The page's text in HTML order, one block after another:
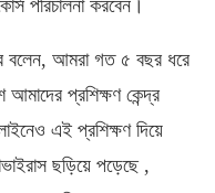
পরিচালনা করবেন।
বলেন, আমরা গত ৫ বছর ধরে
আমাদের প্রশিক্ষণ কেন্দ্র
এই প্রশিক্ষণ দিয়ে
ছড়িয়ে পড়েছে ,